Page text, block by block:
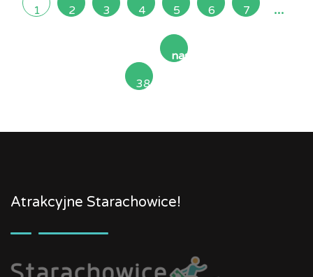
1 2 3 4 5 6 7 ...
38
następna
Atrakcyjne Starachowice!